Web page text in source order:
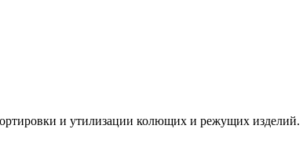
и утилизации колющих и режущих изделий.